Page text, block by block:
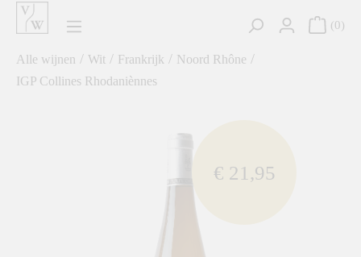
0
Alle wijnen / Wit / Frankrijk / Noord Rhône /
IGP Collines Rhodaniènnes
€ 21,95
component.cms.imageGallery.skipImageGallery